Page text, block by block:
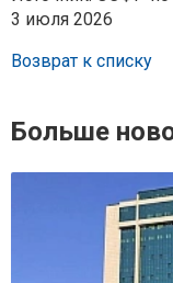
3 июля 2026
Возврат к списку
Больше